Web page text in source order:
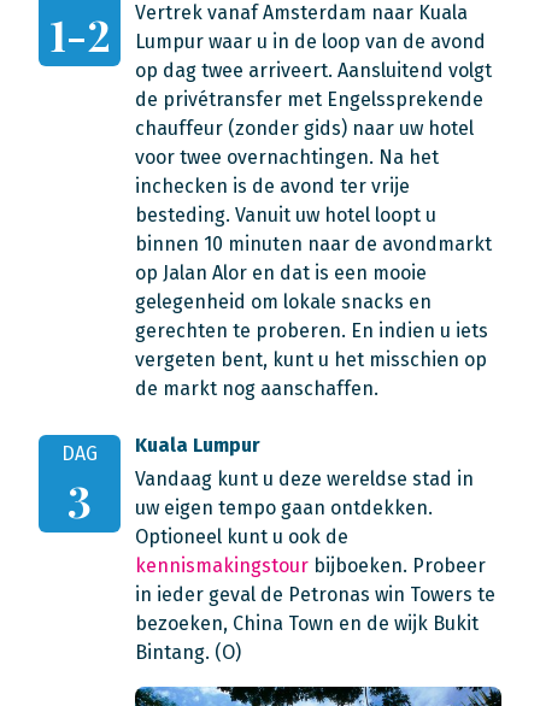
1-2
Vertrek vanaf Amsterdam naar Kuala
Lumpur waar u in de loop van de avond
op dag twee arriveert. Aansluitend volgt
de privétransfer met Engelssprekende
chauffeur (zonder gids) naar uw hotel
voor twee overnachtingen. Na het
inchecken is de avond ter vrije
besteding. Vanuit uw hotel loopt u
binnen 10 minuten naar de avondmarkt
op Jalan Alor en dat is een mooie
gelegenheid om lokale snacks en
gerechten te proberen. En indien u iets
vergeten bent, kunt u het misschien op
de markt nog aanschaffen.
DAG
3
Kuala Lumpur
Vandaag kunt u deze wereldse stad in
uw eigen tempo gaan ontdekken.
Optioneel kunt u ook de
kennismakingstour bijboeken. Probeer
in ieder geval de Petronas win Towers te
bezoeken, China Town en de wijk Bukit
Bintang. (O)